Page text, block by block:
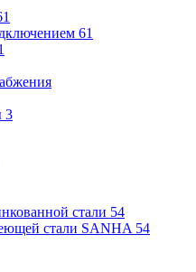
61
3
стали 54
стали SANHA 54